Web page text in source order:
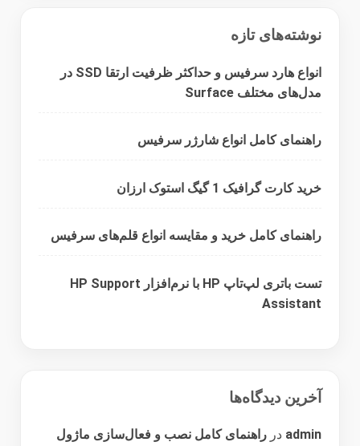
نوشته‌های تازه
انواع هارد سرفیس و حداکثر ظرفیت ارتقا SSD در
مدل‌های مختلف Surface
راهنمای کامل انواع شارژر سرفیس
خرید کارت گرافیک 1 گیگ استوک ارزان
راهنمای کامل خرید و مقایسه انواع قلم‌های سرفیس
تست باتری لپ‌تاپ HP با نرم‌افزار HP Support
Assistant
آخرین دیدگاه‌ها
admin در راهنمای کامل نصب و فعال‌سازی ماژول